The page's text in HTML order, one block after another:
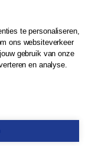
te personaliseren,
ons websiteverkeer
gebruik van onze
en analyse.